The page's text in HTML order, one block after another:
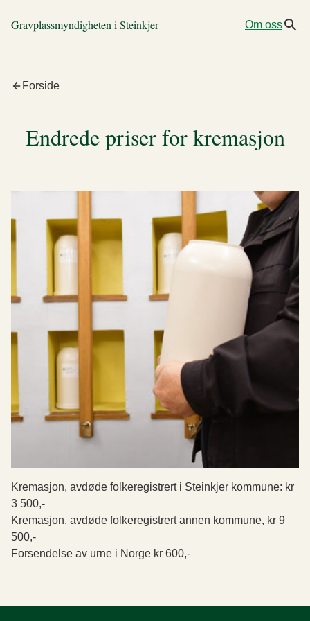
Gravplassmyndigheten i Steinkjer Om oss
Forside
Endrede priser for kremasjon
Kremasjon, avdøde folkeregistrert i Steinkjer kommune: kr
3 500,-
Kremasjon, avdøde folkeregistrert annen kommune, kr 9
500,-
Forsendelse av urne i Norge kr 600,-